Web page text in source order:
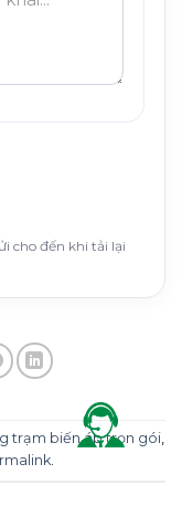
cho đến khi tải lại
trạm biến áp trọn gói,
.